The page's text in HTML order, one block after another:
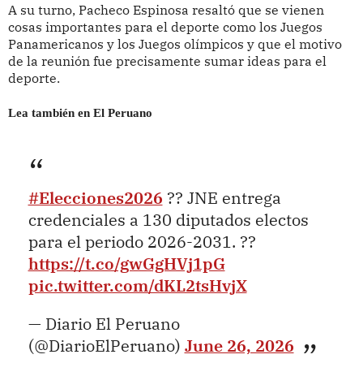
A su turno, Pacheco Espinosa resaltó que se vienen
cosas importantes para el deporte como los Juegos
Panamericanos y los Juegos olímpicos y que el motivo
de la reunión fue precisamente sumar ideas para el
deporte.
Lea también en El Peruano
#Elecciones2026 ?? JNE entrega
credenciales a 130 diputados electos
para el periodo 2026-2031. ??
https://t.co/gwGgHVj1pG
pic.twitter.com/dKL2tsHvjX
— Diario El Peruano
(@DiarioElPeruano) June 26, 2026